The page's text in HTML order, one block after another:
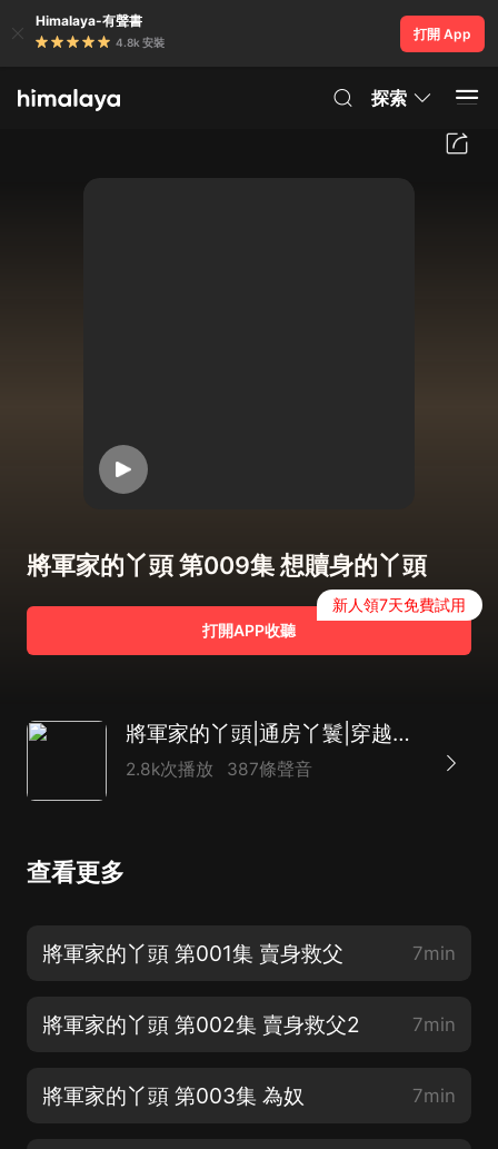
Himalaya-有聲書
4.8k 安裝
打開 App
探索
將軍家的丫頭 第009集 想贖身的丫頭
打開APP收聽
新人領7天免費試用
將軍家的丫頭|通房丫鬟|穿越宅鬥|上位甜寵|多人
2.8k次播放 387條聲音
查看更多
將軍家的丫頭 第001集 賣身救父 7min
將軍家的丫頭 第002集 賣身救父2 7min
將軍家的丫頭 第003集 為奴 7min